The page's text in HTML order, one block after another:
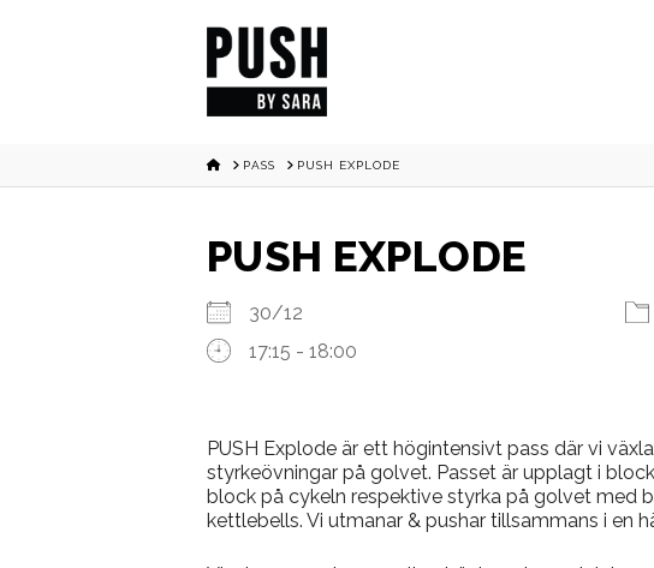
HOMEPASS PUSH EXPLODE
PUSH EXPLODE
30/12
17:15 - 18:00
PUSH Explode är ett högintensivt pass där vi
styrkeövningar på golvet. Passet är upplagt i
block på cykeln respektive styrka på golvet med
kettlebells. Vi utmanar & pushar tillsammans i en